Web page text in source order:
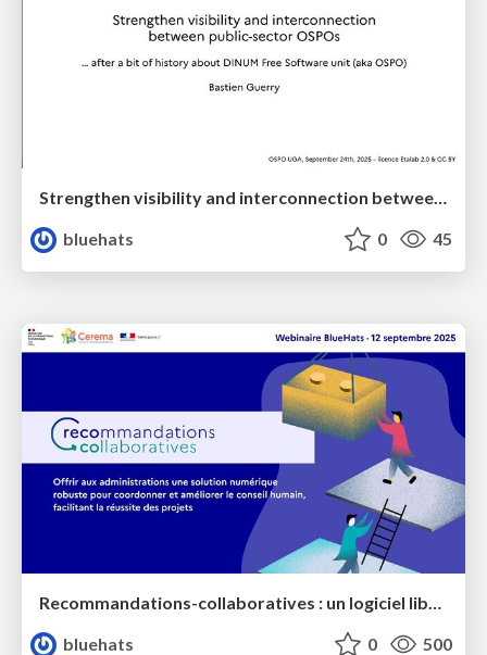
Strengthen visibility and interconnection between public-sector OSPOs
bluehats
0 45
bluehats
0 500